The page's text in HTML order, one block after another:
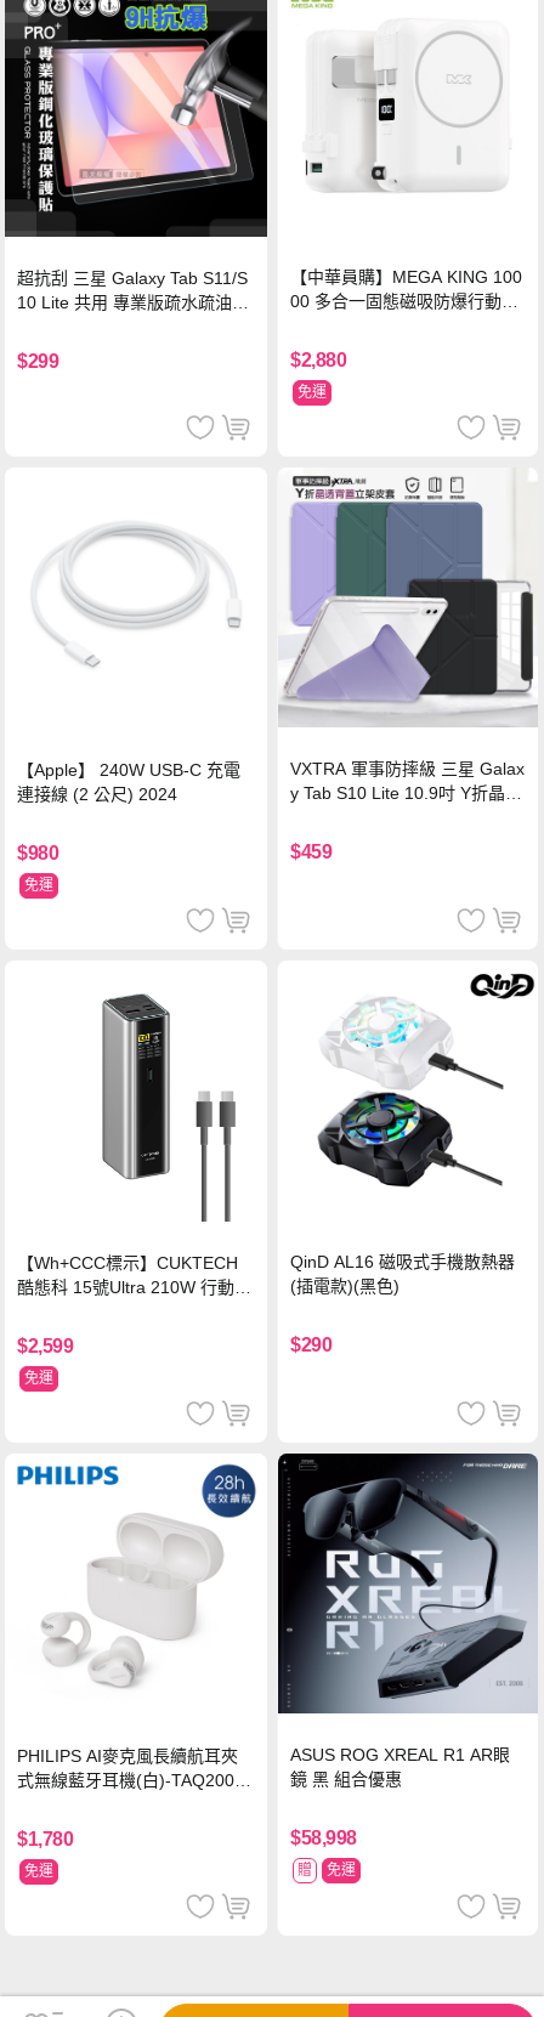
超抗刮 三星 Galaxy Tab S11/S
10 Lite 共用 專業版疏水疏油9H
$299
【中華員購】MEGA KING 100
00 多合一固態磁吸防爆行動電
$2,880
免運
【Apple】 240W USB-C 充電
連接線 (2 公尺) 2024
$980
免運
VXTRA 軍事防摔級 三星 Galax
y Tab S10 Lite 10.9吋 Y折晶透
$459
【Wh+CCC標示】CUKTECH
酷態科 15號Ultra 210W 行動電
$2,599
免運
QinD AL16 磁吸式手機散熱器
(插電款)(黑色)
$290
PHILIPS AI麥克風長續航耳夾
式無線藍牙耳機(白)-TAQ2000
$1,780
免運
ASUS ROG XREAL R1 AR眼
鏡 黑 組合優惠
$58,998
贈 免運